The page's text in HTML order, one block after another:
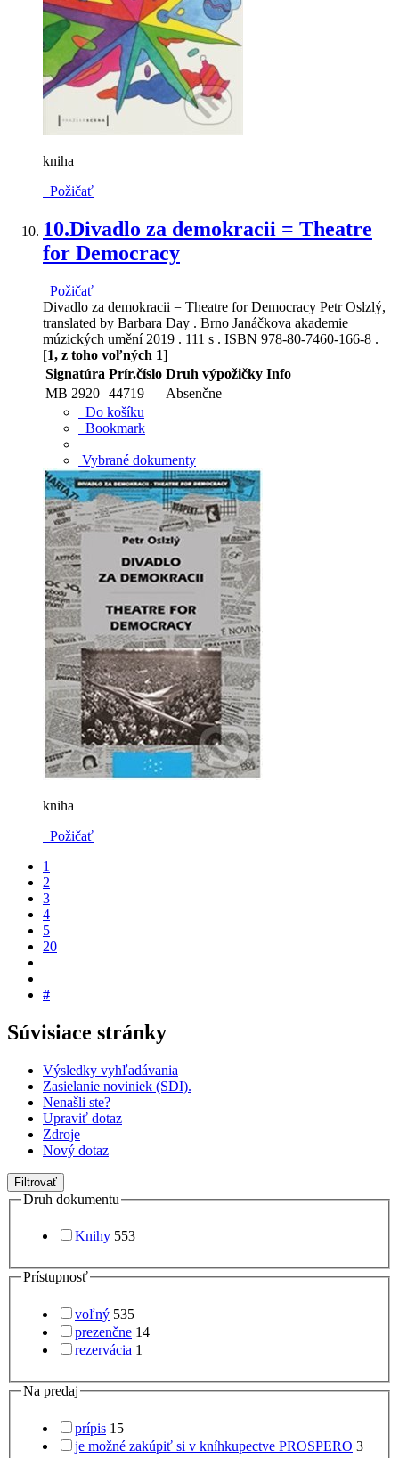
kniha
Požičať
10.Divadlo za demokracii = Theatre
for Democracy
Požičať
Divadlo za demokracii = Theatre for Democracy Petr Oslzlý,
translated by Barbara Day . Brno Janáčkova akademie
múzických umění 2019 . 111 s . ISBN 978-80-7460-166-8 .
[1, z toho voľných 1]
Signatúra Prír.číslo Druh výpožičky Info
MB 2920 44719
Absenčne
Do košíku
Bookmark
Vybrané dokumenty
kniha
Požičať
1
2
3
4
5
20
#
Súvisiace stránky
Výsledky vyhľadávania
Zasielanie noviniek (SDI).
Nenašli ste?
Upraviť dotaz
Zdroje
Nový dotaz
Filtrovať
Druh dokumentu
Knihy 553
Prístupnosť
voľný 535
prezenčne 14
rezervácia 1
Na predaj
prípis 15
je možné zakúpiť si v kníhkupectve PROSPERO 3